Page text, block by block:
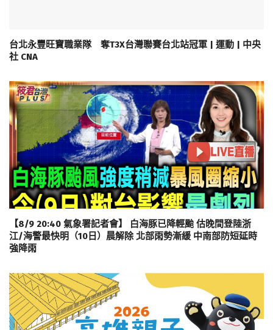
台北永豐旺寶職業隊 奪T3X台灣聯賽台北站冠軍 | 運動 | 中央
社 CNA
【8/9 20:40 氣象署記者會】 白海豚已降輕颱 估晚間登陸浙
江/海警最快明（10日）晨解除 北部雨勢漸緩 中南部防短延時
強降雨